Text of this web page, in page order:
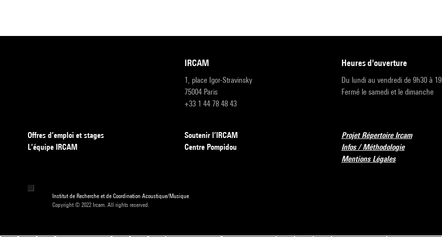
IRCAM
1, place Igor-Stravinsky
75004 Paris
+33 1 44 78 48 43
heures d'ouverture
Du lundi au vendredi de 9h30 à
Fermé le samedi et le dimanche
Offres d’emploi et stages
L’équipe IRCAM
Soutenir l’IRCAM
Centre Pompidou
Projet Répertoire Ircam
Infos / Méthodologie
Mentions Légales
Institut de Recherche et de Coordination Acoustique/Musique
Copyright © 2022 Ircam. All rights reserved.